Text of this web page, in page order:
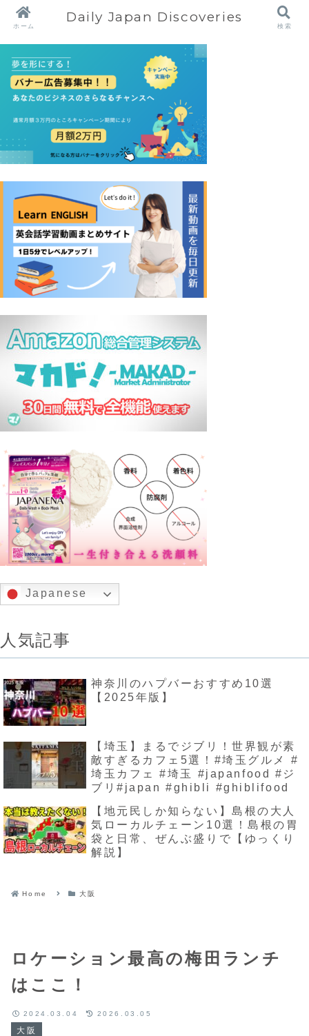
Japanese
人気記事
神奈川のハプバーおすすめ10選
【2025年版】
【埼玉】まるでジブリ！世界観が素
敵すぎるカフェ5選！#埼玉グルメ #
埼玉カフェ #埼玉 #japanfood #ジ
ブリ#japan #ghibli #ghiblifood
【地元民しか知らない】島根の大人
気ローカルチェーン10選！島根の胃
袋と日常、ぜんぶ盛りで【ゆっくり
解説】
Home 大阪
ロケーション最高の梅田ランチ
はここ！
大阪
2024.03.04 2026.03.05
ホーム
Daily Japan Discoveries
検索